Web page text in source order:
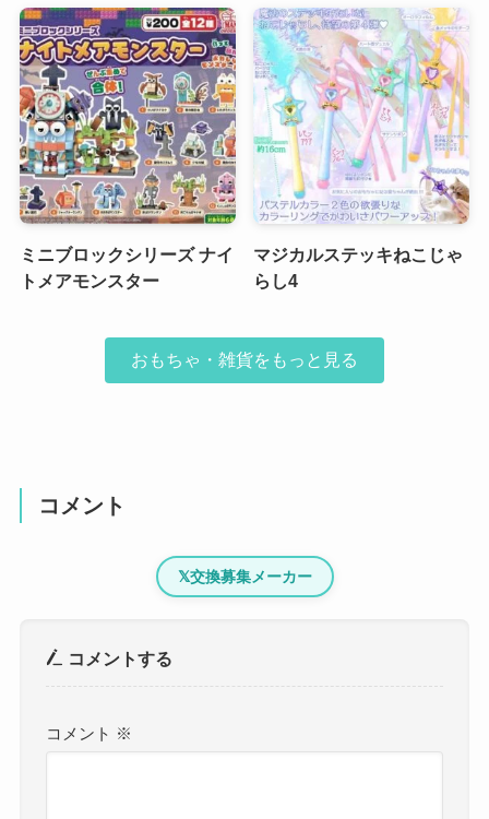
ミニブロックシリーズ ナイ
トメアモンスター
マジカルステッキねこじゃ
らし4
おもちゃ・雑貨をもっと見る
コメント
𝕏交換募集メーカー
コメントする
コメント ※